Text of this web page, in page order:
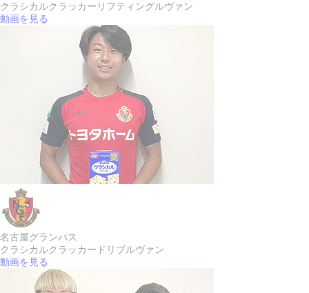
クラシカルクラッカー リフティングルヴァン
動画を見る
名古屋グランパス
クラシカルクラッカー ドリブルヴァン
動画を見る